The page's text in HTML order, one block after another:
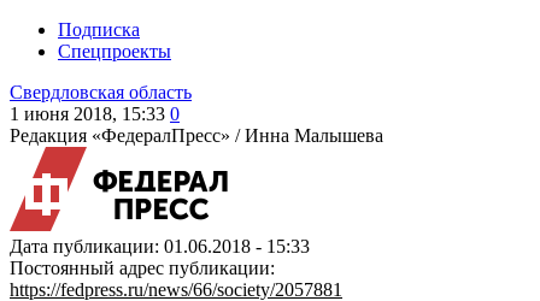
Подписка
Спецпроекты
Свердловская область
1 июня 2018, 15:33 0
Редакция «ФедералПресс» /Инна Малышева
Дата публикации: 01.06.2018 - 15:33
Постоянный адрес публикации:
https://fedpress.ru/news/66/society/2057881